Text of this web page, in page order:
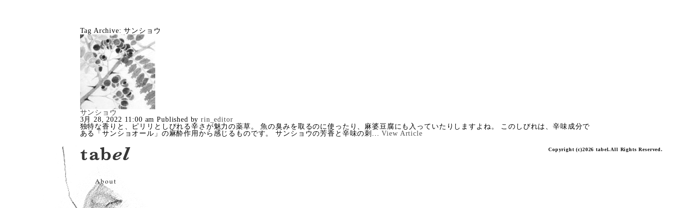
Tag Archive: サンショウ
サンショウ
3月 28, 2022 11:00 am Published byrin_editor
独特な香りと、ピリリとしびれる辛さが魅力の薬草。 魚の臭みを取るのに使ったり、麻婆豆腐にも入っていたりしますよね。 このしびれは、辛味成分で
ある「サンショオール」の麻酔作用から感じるものです。 サンショウの芳香と辛味の刺...View Article
Copyright (c)2026 tabel.All Rights Reserved.